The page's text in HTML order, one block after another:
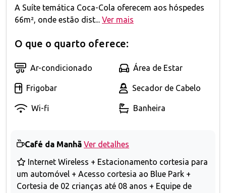
A Suíte temática Coca-Cola oferecem aos hóspedes
66m², onde estão dist... Ver mais
O que o quarto oferece:
Ar-condicionado Área de Estar
Frigobar Secador de Cabelo
Wi-fi Banheira
Café da Manhã Ver detalhes
Internet Wireless + Estacionamento cortesia para
um automóvel + Acesso cortesia ao Blue Park +
Cortesia de 02 crianças até 08 anos + Equipe de